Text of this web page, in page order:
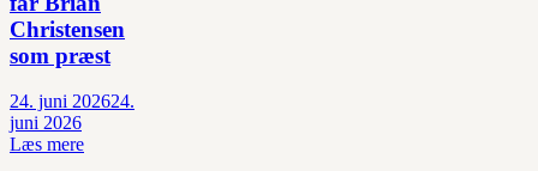
Christensen
som præst
24. juni 202624.
juni 2026
Læs mere